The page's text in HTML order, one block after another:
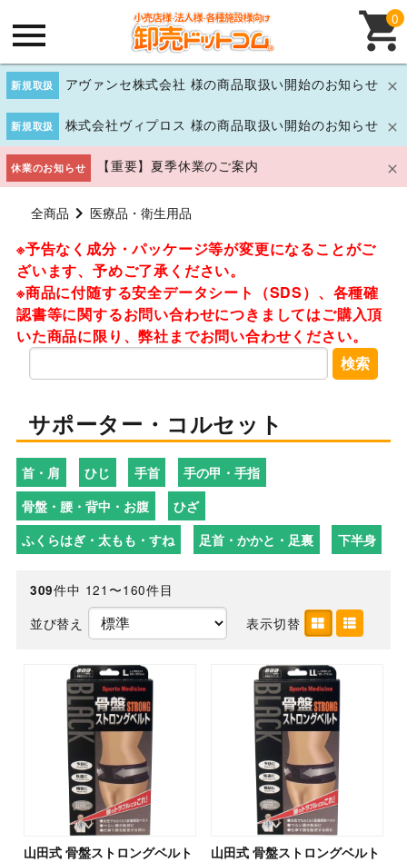
新規取扱 アヴァンセ株式会社 様の商品取扱い開始のお知らせ
新規取扱 株式会社ヴィプロス 様の商品取扱い開始のお知らせ
休業のお知らせ 【重要】夏季休業のご案内
0
全商品 医療品・衛生用品
※予告なく成分・パッケージ等が変更になることがご
ざいます、予めご了承ください。
※商品に付随する安全データシート（SDS）、各種確
認書等に関するお問い合わせにつきましてはご購入頂
いた商品に限り、弊社までお問い合わせください。
検索
サポーター・コルセット
首・肩 ひじ 手首
手の甲・手指
骨盤・腰・背中・お腹
ひざ
ふくらはぎ・太もも・すね
足首・かかと・足裏 下半身
309件中 121〜160件目
並び替え
表示切替
山田式 骨盤ストロングベルト
山田式 骨盤ストロングベルト